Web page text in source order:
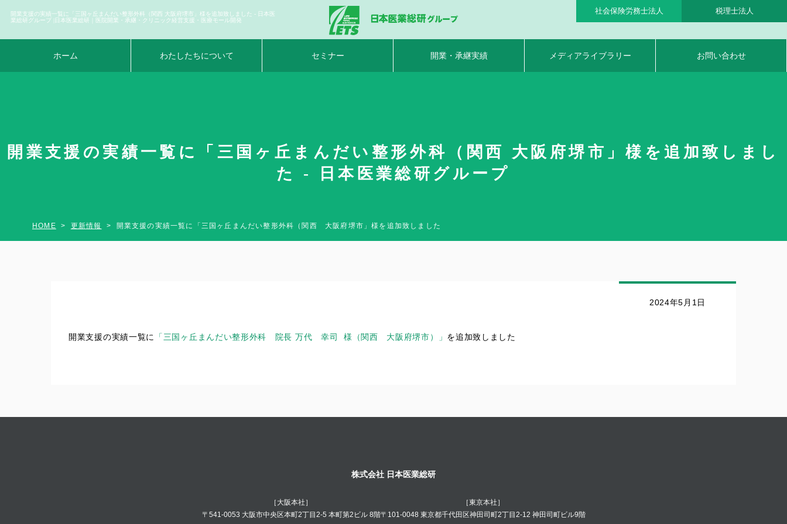
開業支援の実績一覧に「三国ヶ丘まんだい整形外科（関西 大阪府堺市」様を追加致しました - 日本医
業総研グループ |日本医業総研｜医院開業・承継・クリニック経営支援・医療モール開発
社会保険労務士法人 税理士法人
ホーム わたしたちについて セミナー 開業・承継実績 メディアライブラリー お問い合わせ
開業支援の実績一覧に「三国ヶ丘まんだい整形外科（関西 大阪府堺市」様を追加致しまし
た - 日本医業総研グループ
HOME 更新情報 開業支援の実績一覧に「三国ヶ丘まんだい整形外科（関西 大阪府堺市」様を追加致しました
2024年5月1日
開業支援の実績一覧に 「三国ヶ丘まんだい整形外科 院長 万代 幸司 様（関西 大阪府堺市）」 を追加致しました
株式会社 日本医業総研
［大阪本社］
〒541-0053 大阪市中央区本町2丁目2-5 本町第2ビル 8階
［東京本社］
〒101-0048 東京都千代田区神田司町2丁目2-12 神田司町ビル9階